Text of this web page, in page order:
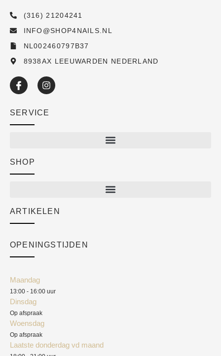
(316) 21204241
INFO@SHOP4NAILS.NL
NL002460797B37
8938AX LEEUWARDEN NEDERLAND
SERVICE
Academy
SHOP
ARTIKELEN
OPENINGSTIJDEN
Maandag
13:00 - 16:00 uur
Dinsdag
Op afspraak
Woensdag
Op afspraak
Laatste donderdag vd maand